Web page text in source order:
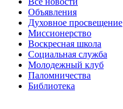
Объявления
Духовное просвещение
Миссионерство
Воскресная школа
Социальная служба
Молодежный клуб
Паломничества
Библиотека